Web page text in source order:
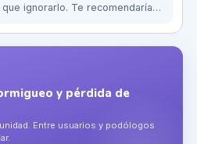
ignorarlo. Te recomendaría
usar…
y pérdida de
Entre usuarios y podólogos